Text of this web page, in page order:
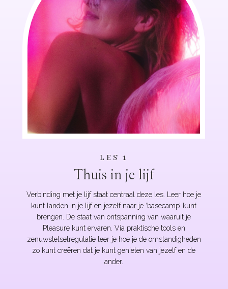
LES 1
Thuis in je lijf
Verbinding met je lijf staat centraal deze les. Leer hoe je
kunt landen in je lijf en jezelf naar je ‘basecamp’ kunt
brengen. De staat van ontspanning van waaruit je
Pleasure kunt ervaren. Via praktische tools en
zenuwstelselregulatie leer je hoe je de omstandigheden
zo kunt creëren dat je kunt genieten van jezelf en de
ander.